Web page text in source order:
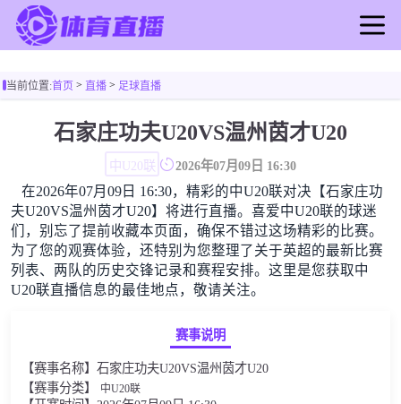
足球直播
足球录像
足球新闻
篮球新闻
当前位置:首页> 直播> 足球直播
石家庄功夫U20VS温州茵才U20
中U20联 2026年07月09日 16:30
在2026年07月09日 16:30，精彩的中U20联对决【石家庄功
夫U20VS温州茵才U20】将进行直播。喜爱中U20联的球迷
们，别忘了提前收藏本页面，确保不错过这场精彩的比赛。
为了您的观赛体验，还特别为您整理了关于英超的最新比赛
列表、两队的历史交锋记录和赛程安排。这里是您获取中
U20联直播信息的最佳地点，敬请关注。
赛事说明
【赛事名称】石家庄功夫U20VS温州茵才U20
【赛事分类】
中U20联